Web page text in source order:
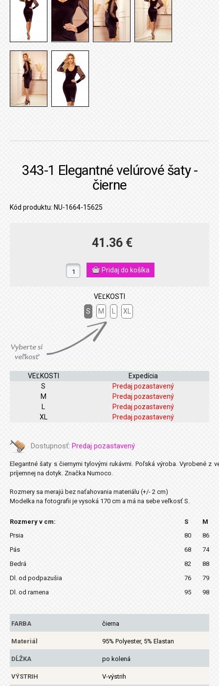
343-1 Elegantné velúrové šaty -
čierne
Kód produktu: NU-1664-15625
41.36 €
VEĽKOSTI
S
M XL
VEĽKOSTI
Expedícia
S
Predaj pozastavený
M
Predaj pozastavený
L
Predaj pozastavený
XL
Predaj pozastavený
Dostupnosť: Predaj pozastavený
Elegantné šaty s čiernymi tylovými rukávmi. Poľská výroba. Vyrobené z
príjemnej na dotyk. Značka Numoco.
Rozmery sa merajú bez naťahovania materiálu (+/- 2 cm)
Modelka na fotografii je vysoká 170 cm a má na sebe veľkosť S.
Rozmery v cm: S
M
Prsia
80
86
Pás
68
74
Bedrá
82
88
Dl. od podpazušia
76
79
Dl. od ramena
95 98
FARBA čierna
Materiál 95% Polyester, 5% Elastan
DĹŽKA po kolená
VÝSTRIH V-výstrih